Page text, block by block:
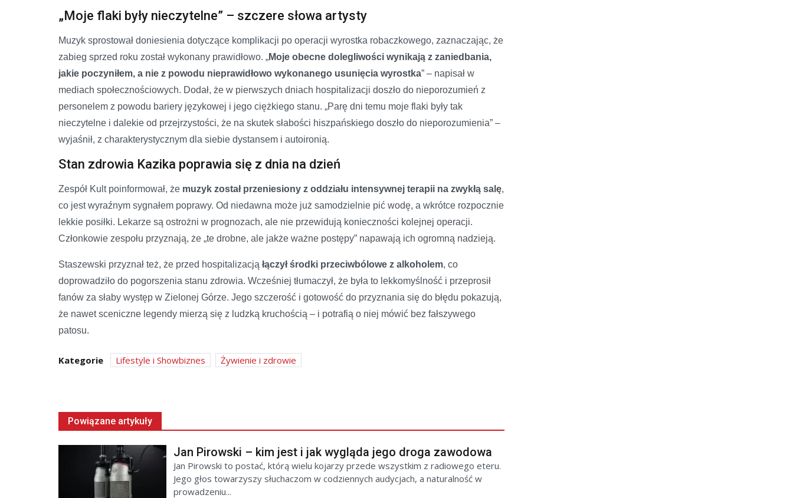
„Moje flaki były nieczytelne” – szczere słowa artysty
Muzyk sprostował doniesienia dotyczące komplikacji po operacji wyrostka robaczkowego, zaznaczając, że
zabieg sprzed roku został wykonany prawidłowo. „Moje obecne dolegliwości wynikają z zaniedbania,
jakie poczyniłem, a nie z powodu nieprawidłowo wykonanego usunięcia wyrostka” – napisał w
mediach społecznościowych. Dodał, że w pierwszych dniach hospitalizacji doszło do nieporozumień z
personelem z powodu bariery językowej i jego ciężkiego stanu. „Parę dni temu moje flaki były tak
nieczytelne i dalekie od przejrzystości, że na skutek słabości hiszpańskiego doszło do nieporozumienia” –
wyjaśnił, z charakterystycznym dla siebie dystansem i autoironią.
Stan zdrowia Kazika poprawia się z dnia na dzień
Zespół Kult poinformował, że muzyk został przeniesiony z oddziału intensywnej terapii na zwykłą salę,
co jest wyraźnym sygnałem poprawy. Od niedawna może już samodzielnie pić wodę, a wkrótce rozpocznie
lekkie posiłki. Lekarze są ostrożni w prognozach, ale nie przewidują konieczności kolejnej operacji.
Członkowie zespołu przyznają, że „te drobne, ale jakże ważne postępy” napawają ich ogromną nadzieją.
Staszewski przyznał też, że przed hospitalizacją łączył środki przeciwbólowe z alkoholem, co
doprowadziło do pogorszenia stanu zdrowia. Wcześniej tłumaczył, że była to lekkomyślność i przeprosił
fanów za słaby występ w Zielonej Górze. Jego szczerość i gotowość do przyznania się do błędu pokazują,
że nawet sceniczne legendy mierzą się z ludzką kruchością – i potrafią o niej mówić bez fałszywego
patosu.
Kategorie Lifestyle i Showbiznes Żywienie i zdrowie
Powiązane artykuły
Jan Pirowski – kim jest i jak wygląda jego droga zawodowa
Jan Pirowski to postać, którą wielu kojarzy przede wszystkim z radiowego eteru.
Jego głos towarzyszy słuchaczom w codziennych audycjach, a naturalność w
prowadzeniu...